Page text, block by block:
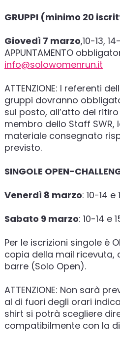
GRUPPI (minimo 20
Giovedì 7 marzo,10-13,
APPUNTAMENTO
info@solowomenrun.it
ATTENZIONE: I referenti
gruppi dovranno
sul posto, all’atto del
membro dello Staff
materiale consegnato
previsto.
SINGOLE OPEN-
Venerdì 8 marzo: 10-14 e
Sabato 9 marzo: 10-14 e
Per le iscrizioni singole è
copia della mail ricevuta,
barre (Solo Open).
ATTENZIONE: Non sarà
al di fuori degli orari
shirt si potrà scegliere
compatibilmente con la